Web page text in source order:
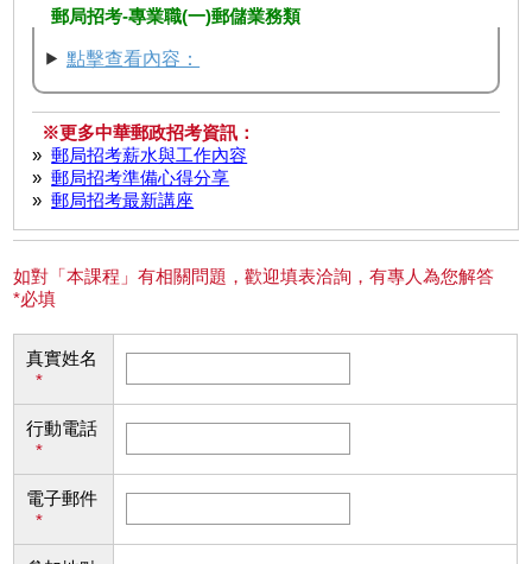
郵局招考-專業職(一)郵儲業務類
點擊查看內容：
※更多中華郵政招考資訊：
» 郵局招考薪水與工作內容
» 郵局招考準備心得分享
» 郵局招考最新講座
如對「本課程」有相關問題，歡迎填表洽詢，有專人為您解答
*必填
真實姓名
*
行動電話
*
電子郵件
*